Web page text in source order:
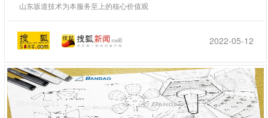
山东坂道技术为本服务至上的核心价值观
2022-05-12